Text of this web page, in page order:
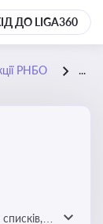
ДО LIGA360
РНБО